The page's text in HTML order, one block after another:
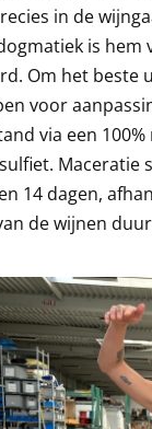
in de
is hem
Om het
voor
via een
Maceratie
14 dagen,
de wijnen